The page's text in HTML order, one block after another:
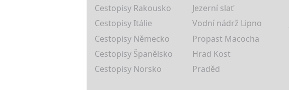
Cestopisy Rakousko
Jezerní slať
Cestopisy Itálie
Vodní nádrž Lipno
Cestopisy Německo
Propast Macocha
Cestopisy Španělsko
Hrad Kost
Cestopisy Norsko
Praděd